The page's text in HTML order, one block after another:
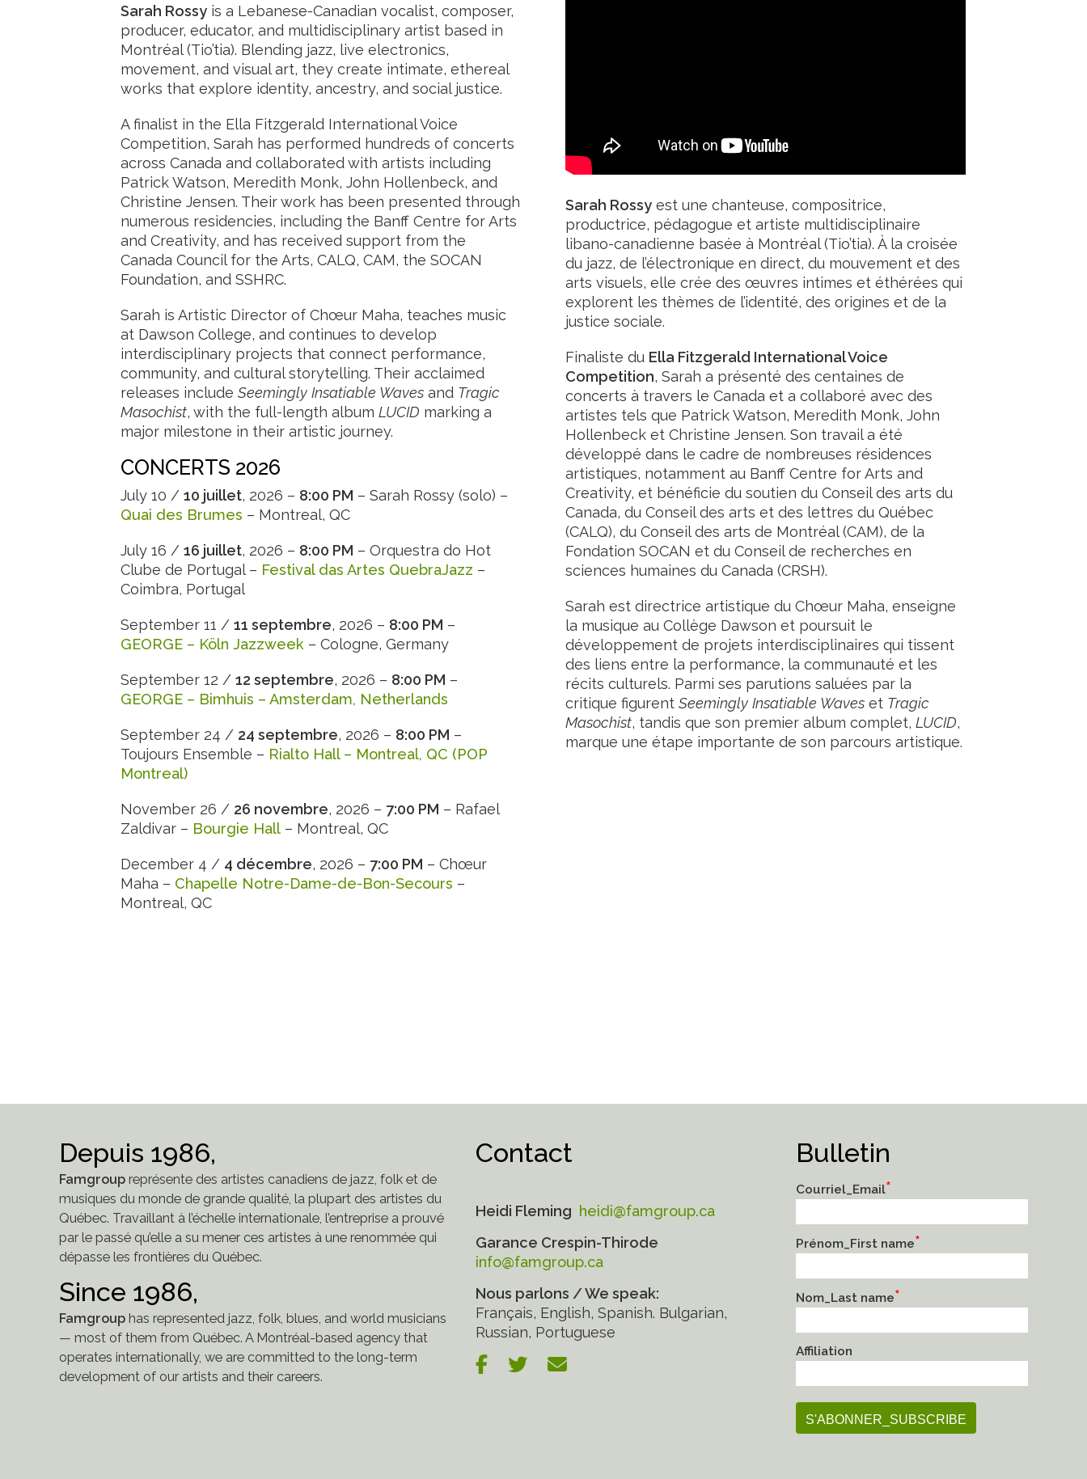
Sarah Rossy is a Lebanese-Canadian vocalist, composer,
producer, educator, and multidisciplinary artist based in
Montréal (Tio’tia). Blending jazz, live electronics,
movement, and visual art, they create intimate, ethereal
works that explore identity, ancestry, and social justice.
A finalist in the Ella Fitzgerald International Voice
Competition, Sarah has performed hundreds of concerts
across Canada and collaborated with artists including
Patrick Watson, Meredith Monk, John Hollenbeck, and
Christine Jensen. Their work has been presented through
numerous residencies, including the Banff Centre for Arts
and Creativity, and has received support from the
Canada Council for the Arts, CALQ, CAM, the SOCAN
Foundation, and SSHRC.
Sarah is Artistic Director of Chœur Maha, teaches music
at Dawson College, and continues to develop
interdisciplinary projects that connect performance,
community, and cultural storytelling. Their acclaimed
releases includeSeemingly Insatiable Waves and Tragic
Masochist, with the full-length albumLUCID marking a
major milestone in their artistic journey.
CONCERTS 2026
July 10 /10 juillet, 2026 – 8:00 PM – Sarah Rossy (solo) –
Quai des Brumes – Montreal, QC
July 16 /16 juillet, 2026 – 8:00 PM – Orquestra do Hot
Clube de Portugal – Festival das Artes QuebraJazz –
Coimbra, Portugal
September 11 /11 septembre, 2026 – 8:00 PM –
GEORGE – Köln Jazzweek – Cologne, Germany
September 12 /12 septembre, 2026 – 8:00 PM –
GEORGE – Bimhuis – Amsterdam, Netherlands
September 24 / 24 septembre, 2026 – 8:00 PM –
Toujours Ensemble – Rialto Hall – Montreal, QC (POP
Montreal)
November 26 / 26 novembre, 2026 – 7:00 PM – Rafael
Zaldivar – Bourgie Hall – Montreal, QC
December 4 / 4 décembre, 2026 – 7:00 PM – Chœur
Maha – Chapelle Notre-Dame-de-Bon-Secours –
Montreal, QC
Sarah Rossy est une chanteuse, compositrice,
productrice, pédagogue et artiste multidisciplinaire
libano-canadienne basée à Montréal (Tio’tia). À la croisée
du jazz, de l’électronique en direct, du mouvement et des
arts visuels, elle crée des œuvres intimes et éthérées qui
explorent les thèmes de l’identité, des origines et de la
justice sociale.
Finaliste du Ella Fitzgerald International Voice
Competition, Sarah a présenté des centaines de
concerts à travers le Canada et a collaboré avec des
artistes tels que Patrick Watson, Meredith Monk, John
Hollenbeck et Christine Jensen. Son travail a été
développé dans le cadre de nombreuses résidences
artistiques, notamment au Banff Centre for Arts and
Creativity, et bénéficie du soutien du Conseil des arts du
Canada, du Conseil des arts et des lettres du Québec
(CALQ), du Conseil des arts de Montréal (CAM), de la
Fondation SOCAN et du Conseil de recherches en
sciences humaines du Canada (CRSH).
Sarah est directrice artistique du Chœur Maha, enseigne
la musique au Collège Dawson et poursuit le
développement de projets interdisciplinaires qui tissent
des liens entre la performance, la communauté et les
récits culturels. Parmi ses parutions saluées par la
critique figurentSeemingly Insatiable Waves et Tragic
Masochist, tandis que son premier album complet,LUCID,
marque une étape importante de son parcours artistique.
Depuis 1986,
Famgroup représente des artistes canadiens de jazz, folk et de
musiques du monde de grande qualité, la plupart des artistes du
Québec. Travaillant à l’échelle internationale, l’entreprise a prouvé
par le passé qu’elle a su mener ces artistes à une renommée qui
dépasse les frontières du Québec.
Since 1986,
Famgrouphas represented jazz, folk, blues, and world musicians
— most of them from Québec. A Montréal-based agency that
operates internationally, we are committed to the long-term
development of our artists and their careers.
Contact
Heidi Fleming heidi@famgroup.ca
Garance Crespin-Thirode
info@famgroup.ca
Nous parlons / We speak:
Français, English, Spanish. Bulgarian,
Russian, Portuguese
Bulletin
Courriel_Email*
Prénom_First name*
Nom_Last name*
Affiliation